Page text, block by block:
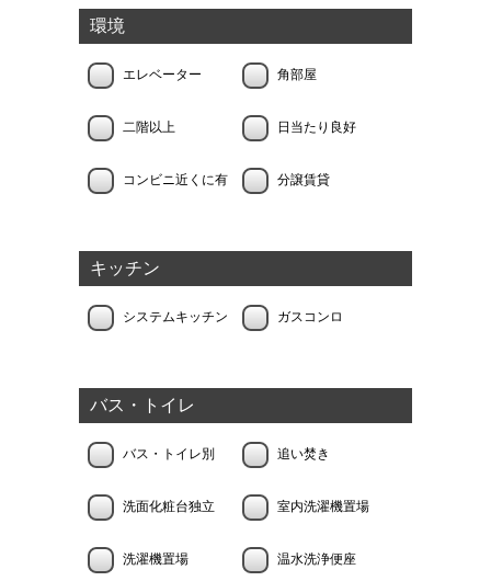
環境
エレベーター 角部屋
二階以上 日当たり良好
コンビニ近くに有 分譲賃貸
キッチン
システムキッチン ガスコンロ
バス・トイレ
バス・トイレ別 追い焚き
洗面化粧台独立 室内洗濯機置場
洗濯機置場 温水洗浄便座